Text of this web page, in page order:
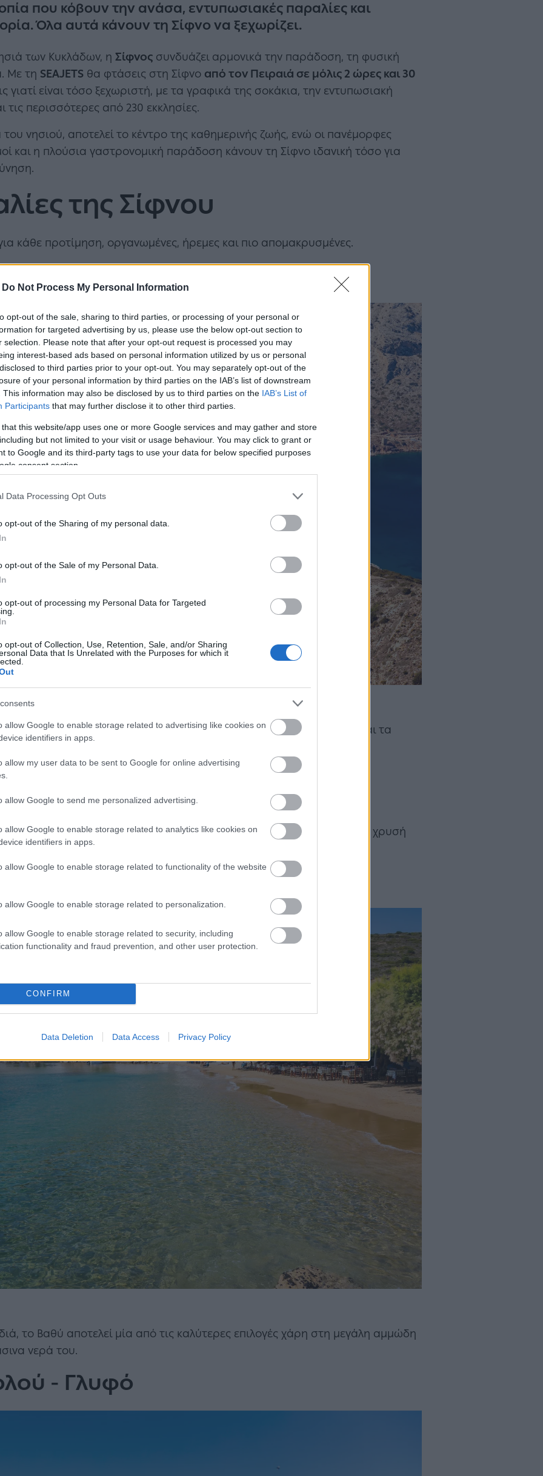
Do Not Process My Personal Information
opt-out of the sale, sharing to third parties, or processing of your personal or
for targeted advertising by us, please use the below opt-out section to
selection. Please note that after your opt-out request is processed you may
interest-based ads based on personal information utilized by us or personal
to third parties prior to your opt-out. You may separately opt-out of the
of your personal information by third parties on the IAB’s list of downstream
This information may also be disclosed by us to third parties on the IAB’s List of
Participants that may further disclose it to other third parties.
that this website/app uses one or more Google services and may gather and store
but not limited to your visit or usage behaviour. You may click to grant or
to Google and its third-party tags to use your data for below specified purposes
consent section.
Data Processing Opt Outs
opt-out of the Sharing of my personal data.
opt-out of the Sale of my Personal Data.
opt-out of processing my Personal Data for Targeted
opt-out of Collection, Use, Retention, Sale, and/or Sharing
Data that Is Unrelated with the Purposes for which it
allow Google to enable storage related to advertising like cookies on
identifiers in apps.
allow my user data to be sent to Google for online advertising
allow Google to send me personalized advertising.
allow Google to enable storage related to analytics like cookies on
identifiers in apps.
allow Google to enable storage related to functionality of the website
allow Google to enable storage related to personalization.
allow Google to enable storage related to security, including
functionality and fraud prevention, and other user protection.
CONFIRM
Data Deletion Data Access Privacy Policy
που κόβουν την ανάσα, εντυπωσιακές παραλίες και
Όλα αυτά κάνουν τη Σίφνο να ξεχωρίζει.
των Κυκλάδων, η Σίφνος συνδυάζει αρμονικά την παράδοση, τη φυσική
Με τη SEAJETS θα φτάσεις στη Σίφνο από τον Πειραιά σε μόλις 2 ώρες και 30
γιατί είναι τόσο ξεχωριστή, με τα γραφικά της σοκάκια, την εντυπωσιακή
τις περισσότερες από 230 εκκλησίες.
νησιού, αποτελεί το κέντρο της καθημερινής ζωής, ενώ οι πανέμορφες
και η πλούσια γαστρονομική παράδοση κάνουν τη Σίφνο ιδανική τόσο για
της Σίφνου
κάθε προτίμηση, οργανωμένες, ήρεμες και πιο απομακρυσμένες.
στο λιμάνι του νησιού, εντυπωσιάζουν με τη μεγάλη αμμουδιά και τα
εξαιρετική επιλογή για οικογένειες. Η παραλία είναι
επιλογές για καφέ και φαγητό.
Γιαλός, η μεγαλύτερη και πιο οργανωμένη παραλία του νησιού, με χρυσή
επιλογές για φαγητό και χαλάρωση δίπλα στη θάλασσα.
το Βαθύ αποτελεί μία από τις καλύτερες επιλογές χάρη στη μεγάλη αμμώδη
νερά του.
- Γλυφό